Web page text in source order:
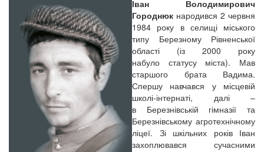
Іван Володимирович
Городнюк народився 2 червня
1984 року в селищі міського
типу Березному Рівненської
області (із 2000 року
набуло статусу міста). Мав
старшого брата Вадима.
Спершу навчався у місцевій
школі-інтернаті, далі –
в Березнівській гімназії та
Березнівському агротехнічному
ліцеї. Зі шкільних років Іван
захоплювався сучасними